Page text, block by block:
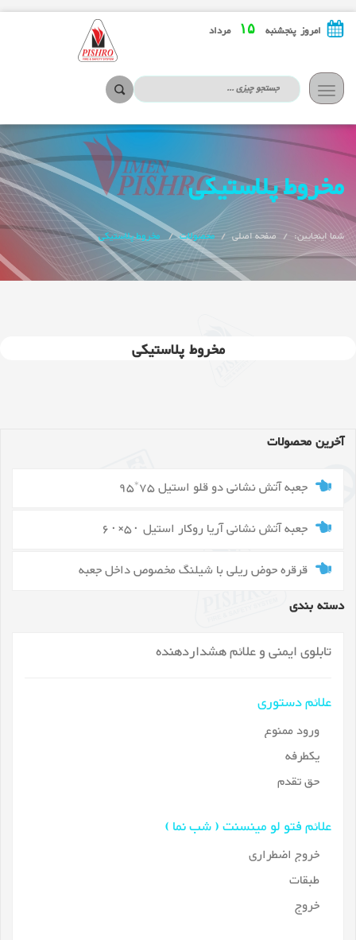
امروز پنجشنبه مرداد
تعویض
ناوبری
مخروط پلاستیکی
شما اینجایین: صفحه اصلی محصولات مخروط پلاستیکی
مخروط پلاستیکی
آخرین محصولات
جعبه آتش نشانی دو قلو استیل 75*95
جعبه آتش نشانی آریا روکار استیل ۵۰×۶۰
قرقره حوض ریلی با شیلنگ مخصوص داخل جعبه
دسته بندی
تابلوی ایمنی و علائم هشداردهنده
علائم دستوری
ورود ممنوع
یکطرفه
حق تقدم
علائم فتو لو مینسنت ( شب نما )
خروج اضطراری
طبقات
خروج